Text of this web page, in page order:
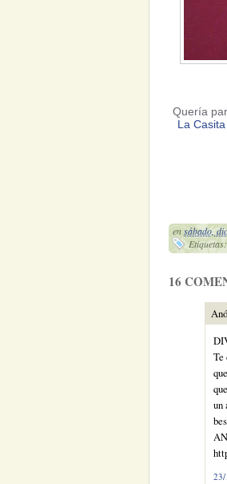
Quería
La
ensábado,
Etiquetas:
16
Te
un